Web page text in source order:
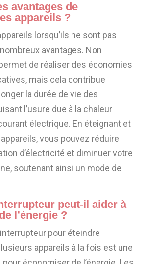
avantages de
appareils ?
lorsqu’ils ne sont pas
avantages. Non
de réaliser des économies
mais cela contribue
la durée de vie des
l’usure due à la chaleur
électrique. En éteignant et
vous pouvez réduire
d’électricité et diminuer votre
soutenant ainsi un mode de
peut-il aider à
l’énergie ?
interrupteur pour éteindre
appareils à la fois est une